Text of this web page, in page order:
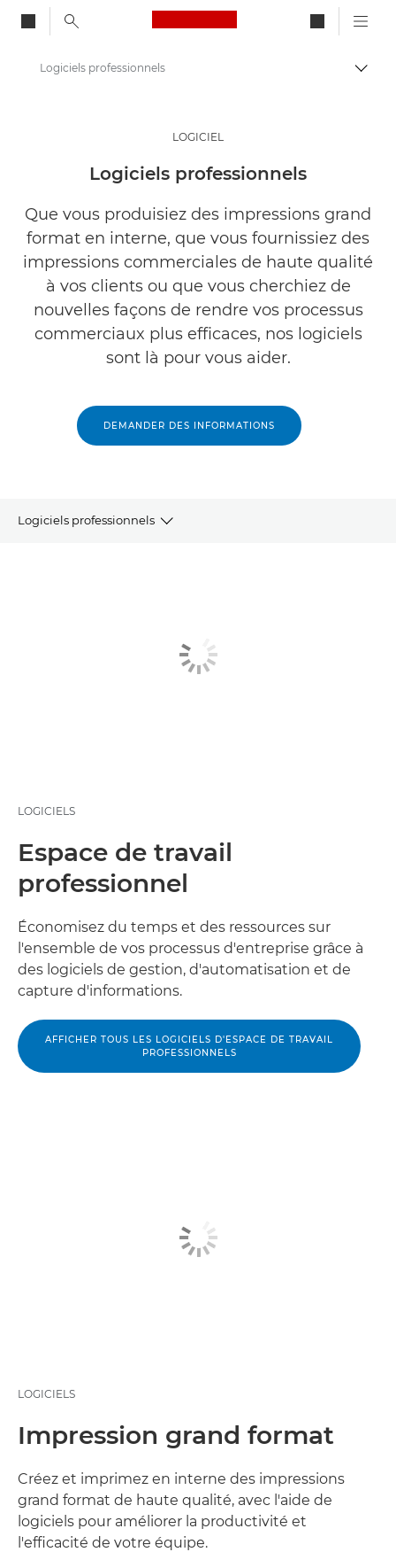
Canon Logo, back to
Produits professionnels
Logiciels professionnels
LOGICIEL
Logiciels professionnels
Que vous produisiez des impressions grand
format en interne, que vous fournissiez des
impressions commerciales de haute qualité
à vos clients ou que vous cherchiez de
nouvelles façons de rendre vos processus
commerciaux plus efficaces, nos logiciels
sont là pour vous aider.
DEMANDER DES INFORMATIONS
Logiciels professionnels
IMPRESSION DE PRODUCTION ET COMMERCIALE
LOGICIELS
Espace de travail
professionnel
Économisez du temps et des ressources sur
l'ensemble de vos processus d'entreprise grâce à
des logiciels de gestion, d'automatisation et de
capture d'informations.
AFFICHER TOUS LES LOGICIELS D'ESPACE DE TRAVAIL
PROFESSIONNELS
LOGICIELS
Impression grand format
Créez et imprimez en interne des impressions
grand format de haute qualité, avec l'aide de
logiciels pour améliorer la productivité et
l'efficacité de votre équipe.